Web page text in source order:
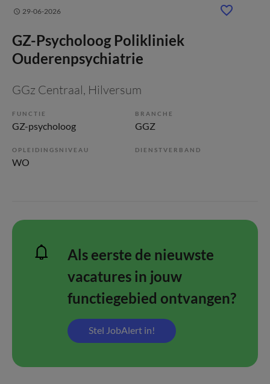
29-06-2026
GZ-Psycholoog Polikliniek
Ouderenpsychiatrie
GGz Centraal, Hilversum
FUNCTIE
GZ-psycholoog
BRANCHE
GGZ
OPLEIDINGSNIVEAU
WO
DIENSTVERBAND
Als eerste de nieuwste
vacatures in jouw
functiegebied ontvangen?
Stel JobAlert in!